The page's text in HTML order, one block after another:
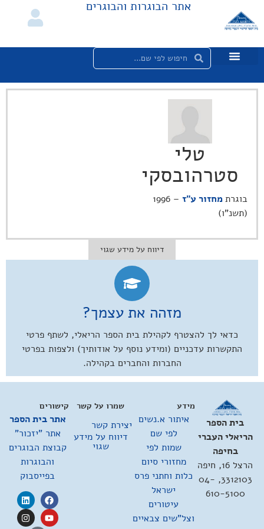
אתר הבוגרות והבוגרים
טלי
סטרהובסקי
בוגרתמחזור ע"ז
– 1996
(תשנ"ו)
דיווח על מידע שגוי
מזהה את עצמך?
כדאי לך להצטרף לקהילת בית הספר הריאלי, לשתף פרטי
התקשרות עדכניים (ומידע נוסף על אודותיך) ולצפות בפרטי
החברות והחברים בקהילה.
בית הספר
הריאלי העברי
בחיפה
הרצל 16, חיפה
3312103, 04-
610-5100
מידע
איתור א.נשים
לפי שם
שמות לפי
מחזורי סיום
כלות וחתני פרס
ישראל
עיטורים
וצל"שים צבאיים
קישורים
אתר בית הספר
אתר "יזכור"
קבוצת הבוגרים
והבוגרות
בפייסבוק
שמרו על קשר
יצירת קשר
דיווח על מידע
שגוי